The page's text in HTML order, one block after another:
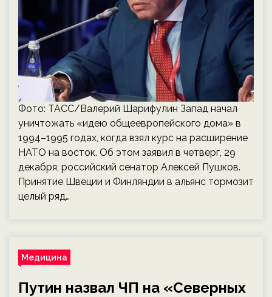
Фото: ТАСС/Валерий Шарифулин Запад начал
уничтожать «идею общеевропейского дома» в
1994–1995 годах, когда взял курс на расширение
НАТО на восток. Об этом заявил в четверг, 29
декабря, российский сенатор Алексей Пушков.
Принятие Швеции и Финляндии в альянс тормозит
целый ряд…
Медицина
Путин назвал ЧП на «Северных